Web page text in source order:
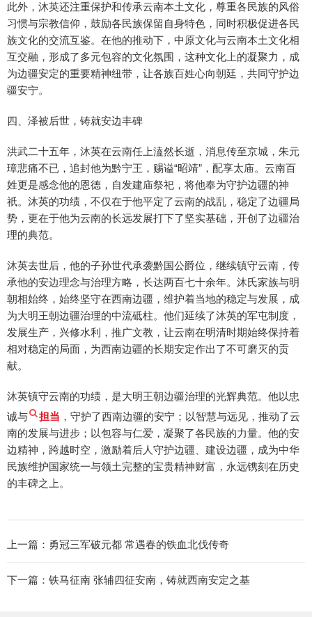
此外，沐英还注重保护和传承云南本土文化，尊重各民族的风俗
习惯与宗教信仰，鼓励各民族保留自身特色，同时积极促进各民
族文化的交流互鉴。在他的推动下，中原文化与云南本土文化相
互交融，形成了多元包容的文化氛围，这种文化上的凝聚力，成
为边疆安定的重要精神纽带，让各族百姓心向朝廷，共同守护边
疆安宁。
四、泽被后世，铸就安边丰碑
洪武二十五年，沐英在云南任上溘然长逝，消息传至京城，朱元
璋悲痛不已，追封他为黔宁王，赐谥“昭靖”，配享太庙。云南百
姓更是感念他的恩德，自发建庙祭祀，将他奉为守护边疆的神
祇。沐英的功绩，不仅在于他平定了云南的战乱，稳定了边疆局
势，更在于他为云南的长远发展打下了坚实基础，开创了边疆治
理的典范。
沐英去世后，他的子孙世代承袭黔国公爵位，继续镇守云南，传
承他的安边理念与治理方略，长达两百七十余年。沐氏家族与明
朝相始终，始终坚守在西南边疆，维护着当地的稳定与发展，成
为大明王朝边疆治理的中流砥柱。他们延续了沐英的军屯制度，
发展生产，兴修水利，推广文教，让云南在明清时期始终保持着
相对稳定的局面，为西南边疆的长期安定作出了不可磨灭的贡
献。
沐英镇守云南的功绩，是大明王朝边疆治理的光辉典范。他以忠
诚与
担当 ，守护了西南边疆的安宁；以智慧与远见，推动了云
南的发展与进步；以包容与仁爱，凝聚了各民族的力量。他的安
边精神，跨越时空，激励着后人守护边疆、建设边疆，成为中华
民族维护国家统一与领土完整的宝贵精神财富，永远镌刻在历史
的丰碑之上。
上一篇： 勇冠三军破元都 常遇春的铁血北伐传奇
下一篇： 铁马征南 张辅四征安南，铸就西南安定之基